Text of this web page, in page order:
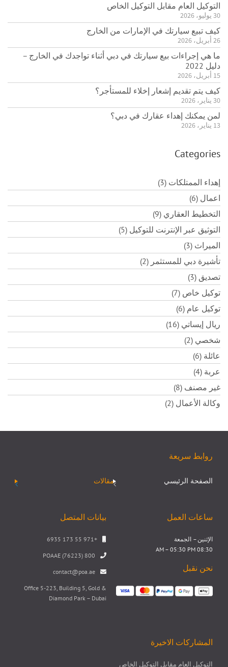
التوكيل العام مقابل التوكيل الخاص
30 يوليو، 2026
كيف تبيع سيارتك في الإمارات من الخارج
26 أبريل، 2026
ما هي إجراءات بيع سيارتك في دبي أثناء تواجدك في الخارج –
دليل 2022
15 أبريل، 2026
كيف يتم تقديم إشعار إخلاء للمستأجر؟
30 يناير، 2026
لمن يمكنك إهداء عقارك في دبي؟
13 يناير، 2026
Categories
إهداء الممتلكات (3)
اعمال (6)
التخطيط العقاري (9)
التوثيق عبر الإنترنت للتوكيل (5)
الميراث (3)
تأشيرة دبي للمستثمر (2)
تصديق (3)
توكيل خاص (7)
توكيل عام (6)
ريال إيساتي (16)
شخصي (2)
عائلة (6)
عربة (4)
غير مصنف (8)
وكالة الأعمال (2)
روابط سريعة
الصفحة الرئيسي مقالات
ساعات العمل
الإثنين – الجمعة
08:30 AM – 05:30 PM
نحن نقبل
بيانات المتصل
+971 55 173 6935
800 POAAE (76223)
contact@poa.ae
Office 5-223, Building 5, Gold &
Diamond Park – Dubai
المشاركات الاخيرة
التوكيل العام مقابل التوكيل الخاص